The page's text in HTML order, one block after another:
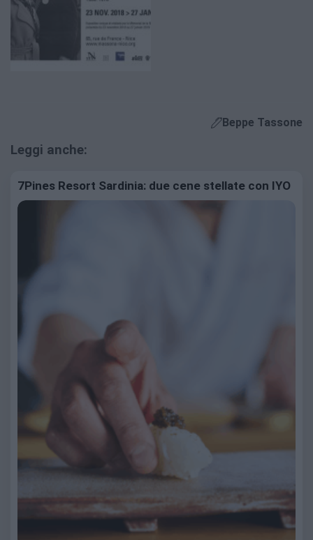
Beppe Tassone
Leggi anche:
7Pines Resort Sardinia: due cene stellate con IYO